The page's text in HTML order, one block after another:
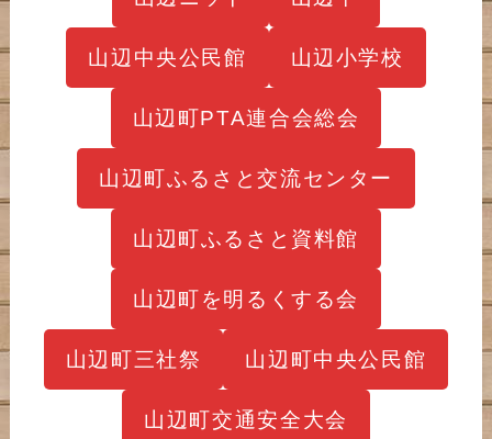
山辺中央公民館 山辺小学校
山辺町PTA連合会総会
山辺町ふるさと交流センター
山辺町ふるさと資料館
山辺町を明るくする会
山辺町三社祭 山辺町中央公民館
山辺町交通安全大会